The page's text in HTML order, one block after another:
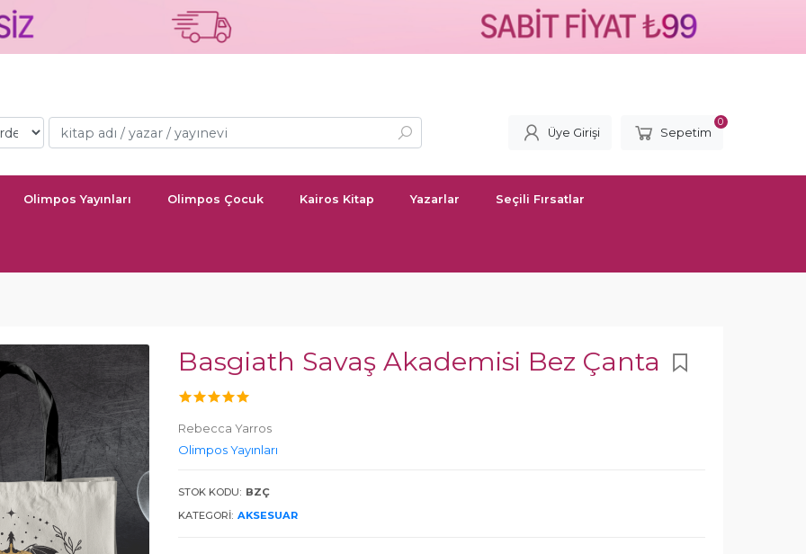
Üye Girişi Sepetim
0
Olimpos Yayınları Olimpos Çocuk Kairos Kitap Yazarlar Seçili Fırsatlar
Basgiath Savaş Akademisi Bez Çanta
Rebecca Yarros
Olimpos Yayınları
STOK KODU: BZÇ
KATEGORI: AKSESUAR